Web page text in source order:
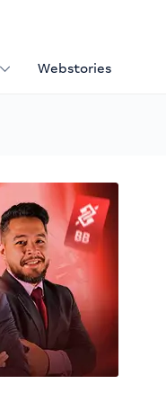
Webstories